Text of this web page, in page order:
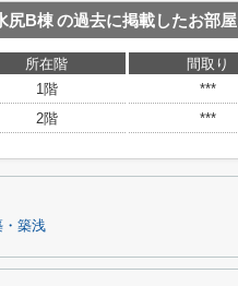
尻B棟の過去に掲載したお部屋
所在階 間取り
1階
***
2階
***
・築浅